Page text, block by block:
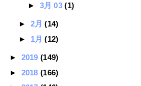
► 3月 03(1)
► 2月(14)
► 1月(12)
► 2019(149)
► 2018(166)